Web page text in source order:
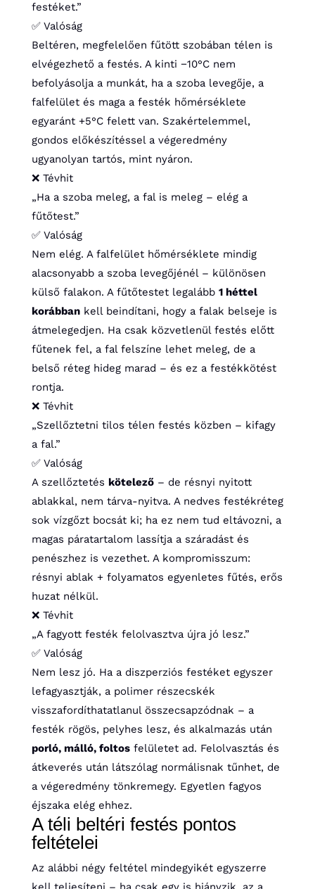
festéket.”
✅ Valóság
Beltéren, megfelelően fűtött szobában télen is
elvégezhető a festés. A kinti −10°C nem
befolyásolja a munkát, ha a szoba levegője, a
falfelület és maga a festék hőmérséklete
egyaránt +5°C felett van. Szakértelemmel,
gondos előkészítéssel a végeredmény
ugyanolyan tartós, mint nyáron.
❌ Tévhit
„Ha a szoba meleg, a fal is meleg – elég a
fűtőtest.”
✅ Valóság
Nem elég. A falfelület hőmérséklete mindig
alacsonyabb a szoba levegőjénél – különösen
külső falakon. A fűtőtestet legalább 1 héttel
korábbankell beindítani, hogy a falak belseje is
átmelegedjen. Ha csak közvetlenül festés előtt
fűtenek fel, a fal felszíne lehet meleg, de a
belső réteg hideg marad – és ez a festékkötést
rontja.
❌ Tévhit
„Szellőztetni tilos télen festés közben – kifagy
a fal.”
✅ Valóság
A szellőztetés kötelező– de résnyi nyitott
ablakkal, nem tárva-nyitva. A nedves festékréteg
sok vízgőzt bocsát ki; ha ez nem tud eltávozni, a
magas páratartalom lassítja a száradást és
penészhez is vezethet. A kompromisszum:
résnyi ablak + folyamatos egyenletes fűtés, erős
huzat nélkül.
❌ Tévhit
„A fagyott festék felolvasztva újra jó lesz.”
✅ Valóság
Nem lesz jó. Ha a diszperziós festéket egyszer
lefagyasztják, a polimer részecskék
visszafordíthatatlanul összecsapzódnak – a
festék rögös, pelyhes lesz, és alkalmazás után
porló, málló, foltosfelületet ad. Felolvasztás és
átkeverés után látszólag normálisnak tűnhet, de
a végeredmény tönkremegy. Egyetlen fagyos
éjszaka elég ehhez.
A téli beltéri festés pontos
feltételei
Az alábbi négy feltétel mindegyikét egyszerre